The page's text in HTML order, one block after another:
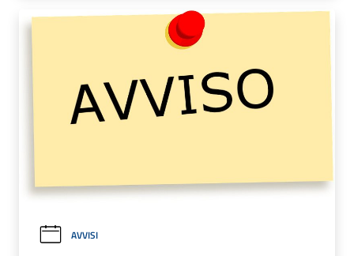
AVVISI